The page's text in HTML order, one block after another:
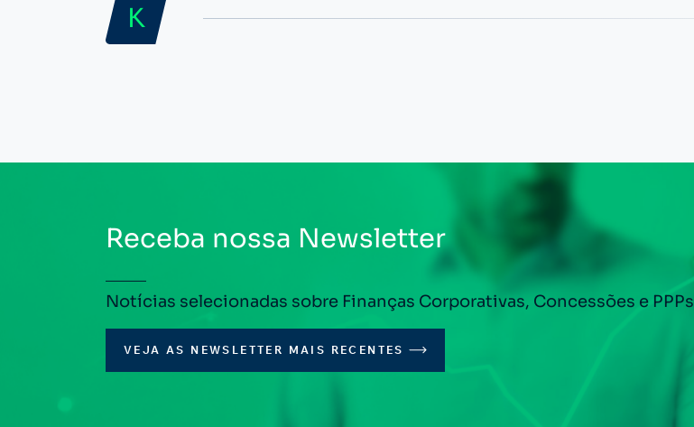
K
Receba nossa Newsletter
Notícias selecionadas sobre Finanças Corporativas, Concessões e PPPs
VEJA AS NEWSLETTER MAIS RECENTES